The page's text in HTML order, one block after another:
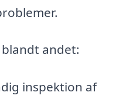
andet:
inspektion af